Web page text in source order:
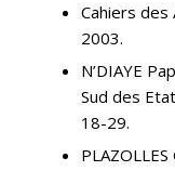
Cahiers des
2003.
N’DIAYE
Sud des
18-29.